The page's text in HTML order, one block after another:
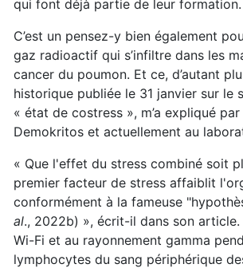
qui font déjà partie de leur formation.
C’est un pensez-y bien également
gaz radioactif qui s’infiltre dans les
cancer du poumon. Et ce, d’autant
historique publiée le 31 janvier sur le
« état de costress », m’a expliqué
Demokritos et actuellement au
« Que l'effet du stress combiné soit
premier facteur de stress affaiblit
conformément à la fameuse
al., 2022b) », écrit-il dans son
Wi-Fi et au rayonnement gamma
lymphocytes du sang périphérique